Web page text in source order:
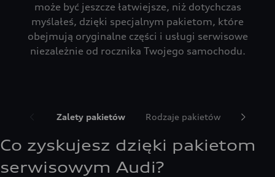
może być jeszcze łatwiejsze, niż dotychczas
myślałeś, dzięki specjalnym pakietom, które
obejmują oryginalne części i usługi serwisowe
niezależnie od rocznika Twojego samochodu.
Zalety pakietów Rodzaje pakietów
Co zyskujesz dzięki pakietom
serwisowym Audi?